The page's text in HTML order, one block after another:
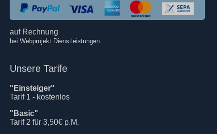
auf Rechnung
bei Webprojekt Dienstleistungen
Unsere Tarife
"Einsteiger"
Tarif 1 - kostenlos
"Basic"
Tarif 2 für 3,50€ p.M.